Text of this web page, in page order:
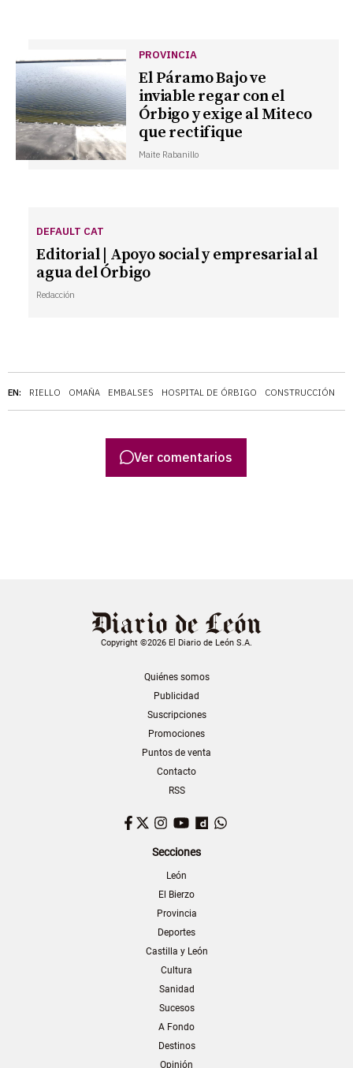
EN: RIELLO OMAÑA EMBALSES HOSPITAL DE ÓRBIGO CONSTRUCCIÓN
PROVINCIA
El Páramo Bajo ve
inviable regar con el
Órbigo y exige al Miteco
que rectifique
Maite Rabanillo
DEFAULT CAT
Editorial | Apoyo social y empresarial al
agua del Órbigo
Redacción
Ver comentarios
Copyright ©2026 El Diario de León S.A.
Quiénes somos
Publicidad
Suscripciones
Promociones
Puntos de venta
Contacto
RSS
Facebook
TwitterInstagram
YouTubeDailymotion
Secciones
León
El Bierzo
Provincia
Deportes
Castilla y León
Cultura
Sanidad
Sucesos
A Fondo
Destinos
Opinión